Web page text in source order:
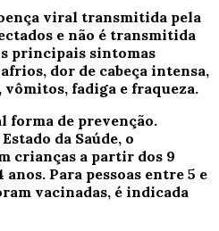
viral transmitida pela
e não é transmitida
principais sintomas
dor de cabeça intensa,
vômitos, fadiga e fraqueza.
forma de prevenção.
da Saúde, o
crianças a partir dos 9
Para pessoas entre 5 e
vacinadas, é indicada